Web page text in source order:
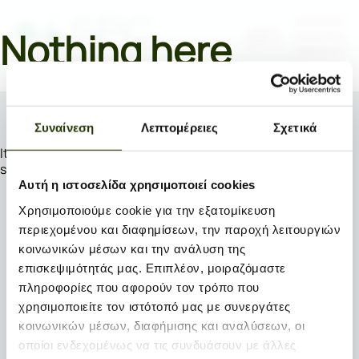
Συναίνεση Λεπτομέρειες Σχετικά
Αυτή η ιστοσελίδα χρησιμοποιεί cookies
Χρησιμοποιούμε cookie για την εξατομίκευση
περιεχομένου και διαφημίσεων, την παροχή λειτουργιών
κοινωνικών μέσων και την ανάλυση της
επισκεψιμότητάς μας. Επιπλέον, μοιραζόμαστε
πληροφορίες που αφορούν τον τρόπο που
χρησιμοποιείτε τον ιστότοπό μας με συνεργάτες
κοινωνικών μέσων, διαφήμισης και αναλύσεων, οι
οποίοι ενδεχομένως να τις συνδυάσουν με άλλες
Nothing here
It seems we can’t find what you’re looking for. Perhaps
searching can help.
Search…